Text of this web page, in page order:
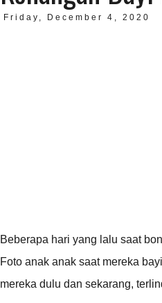
Friday, December 4, 2020
Beberapa hari yang lalu saat
Foto anak anak saat mereka
mereka dulu dan sekarang,